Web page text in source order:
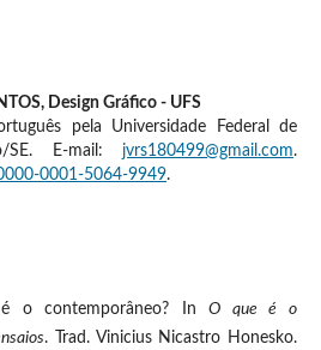
Design Gráfico - UFS
pela Universidade Federal de
SE. E-mail: jvrs180499@gmail.com.
0001-5064-9949.
o contemporâneo? InO que é o
. Trad. Vinicius Nicastro Honesko.